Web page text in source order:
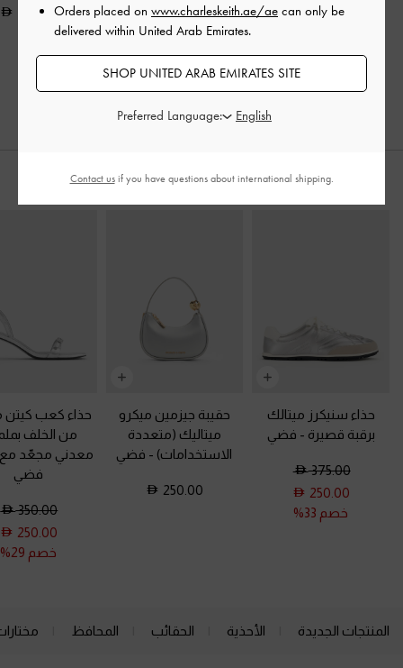
425.00
خصم 35%
425.00
275.00
خصم 35%
425.00
ارتديه مع
حذاء سنيكرز ميتالك
برقبة قصيرة - فضي
375.00
250.00
خصم 33%
حقيبة جيزمين ميكرو
ميتاليك (متعددة
الاستخدامات) - فضي
250.00
حذاء كعب كيتن
من الخلف
معدني مجعّد مع
فضي
350.00
250.00
خصم 29%
المنتجات الجديدة الأحذية الحقائب المحافظ
Orders placed on www.charleskeith.ae/ae can only be
delivered within United Arab Emirates.
SHOP UNITED ARAB EMIRATES SITE
Preferred Language:
Contact usif you have questions about international shipping.